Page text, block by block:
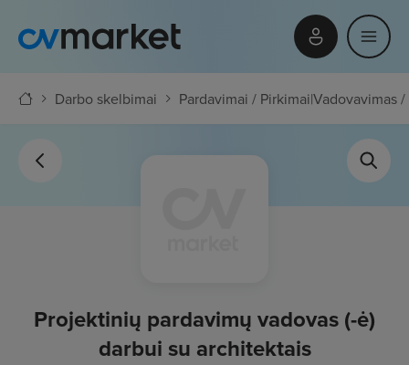
Darbo skelbimai Pardavimai / Pirkimai|Vadovavimas
Projektinių pardavimų vadovas (-ė)
darbui su architektais